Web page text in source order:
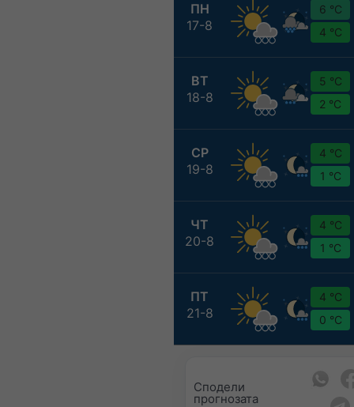
ПН
17-8
6 °C
4 °C
ВТ
18-8
5 °C
2 °C
СР
19-8
4 °C
1 °C
ЧТ
20-8
4 °C
1 °C
ПТ
21-8
4 °C
0 °C
Сподели
прогнозата